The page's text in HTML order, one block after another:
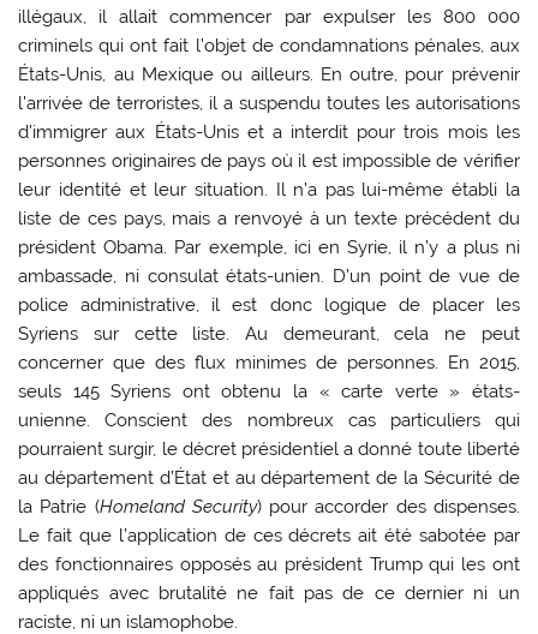
illégaux, il allait commencer par expulser les 800 000
criminels qui ont fait l’objet de condamnations pénales, aux
États-Unis, au Mexique ou ailleurs. En outre, pour prévenir
l’arrivée de terroristes, il a suspendu toutes les autorisations
d’immigrer aux États-Unis et a interdit pour trois mois les
personnes originaires de pays où il est impossible de vérifier
leur identité et leur situation. Il n’a pas lui-même établi la
liste de ces pays, mais a renvoyé à un texte précédent du
président Obama. Par exemple, ici en Syrie, il n’y a plus ni
ambassade, ni consulat états-unien. D’un point de vue de
police administrative, il est donc logique de placer les
Syriens sur cette liste. Au demeurant, cela ne peut
concerner que des flux minimes de personnes. En 2015,
seuls 145 Syriens ont obtenu la « carte verte » états-
unienne. Conscient des nombreux cas particuliers qui
pourraient surgir, le décret présidentiel a donné toute liberté
au département d’État et au département de la Sécurité de
la Patrie (Homeland Security) pour accorder des dispenses.
Le fait que l’application de ces décrets ait été sabotée par
des fonctionnaires opposés au président Trump qui les ont
appliqués avec brutalité ne fait pas de ce dernier ni un
raciste, ni un islamophobe.